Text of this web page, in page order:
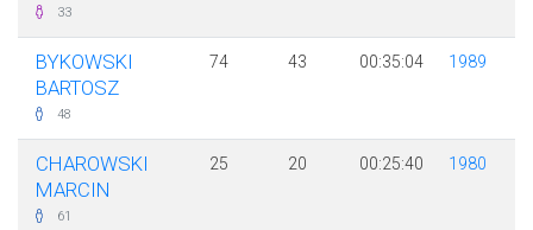
33
BYKOWSKI
BARTOSZ
48
74 43 00:35:04 1989
CHAROWSKI
MARCIN
61
25 20 00:25:40 1980